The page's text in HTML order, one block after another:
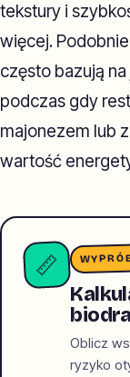
tekstury i
więcej.
często bazują
podczas gdy
majonezem lub
wartość
📏
Oblicz
ryzyko